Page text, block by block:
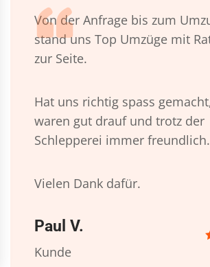
Von der Anfrage bis zum
stand uns Top Umzüge mit
zur Seite.
Hat uns richtig spass
waren gut drauf und trotz der
Schlepperei immer freundlich.
Vielen Dank dafür.
Paul V.
Kunde